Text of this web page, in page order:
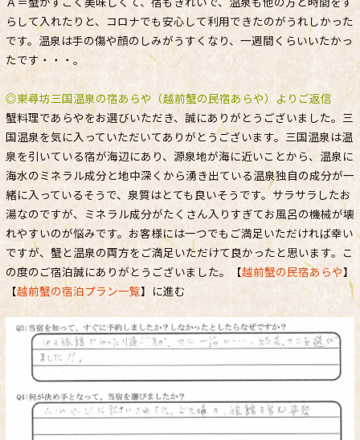
らして入れたりと、コロナでも安心して利用できたのがうれしかった
です。温泉は手の傷や顔のしみがうすくなり、一週間くらいいたかっ
たです・・・。
◎東尋坊三国温泉の宿あらや（越前蟹の民宿あらや）よりご返信
蟹料理であらやをお選びいただき、誠にありがとうございました。三
国温泉を気に入っていただいてありがとうございます。三国温泉は温
泉を引いている宿が海辺にあり、源泉地が海に近いことから、温泉に
海水のミネラル成分と地中深くから湧き出ている温泉独自の成分が一
緒に入っているそうで、泉質はとても良いそうです。サラサラしたお
湯なのですが、ミネラル成分がたくさん入りすぎてお風呂の機械が壊
れやすいのが悩みです。お客様には一つでもご満足いただければ幸い
ですが、蟹と温泉の両方をご満足いただけて良かったと思います。こ
の度のご宿泊誠にありがとうございました。【越前蟹の民宿あらや】
【越前蟹の宿泊プラン一覧】に進む